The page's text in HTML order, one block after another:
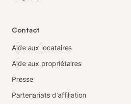
Contact
Aide aux locataires
Aide aux propriétaires
Presse
Partenariats d'affiliation